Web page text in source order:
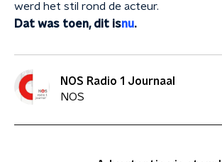
werd het stil rond de acteur.
Dat was toen, dit isnu.
NOS Radio 1 Journaal
NOS